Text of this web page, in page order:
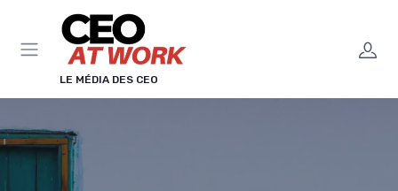
LE MÉDIA DES CEO
Panneau de gestion des cookies